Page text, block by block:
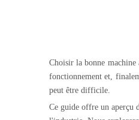
Choisir la bonne
fonctionnement et,
peut être difficile.
Ce guide offre un aperçu